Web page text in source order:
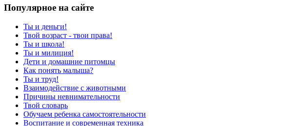
Популярное на сайте
Ты и деньги!
Твой возраст - твои права!
Ты и школа!
Ты и милиция!
Дети и домашние питомцы
Как понять малыша?
Ты и труд!
Взаимодействие с животными
Причины невнимательности
Твой словарь
Обучаем ребенка самостоятельности
Воспитание и современная техника